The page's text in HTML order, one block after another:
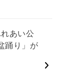
れあい公
踊り」が